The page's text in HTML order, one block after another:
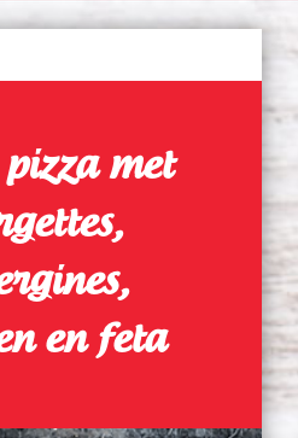
pizza met
en feta